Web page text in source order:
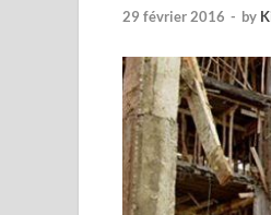
29 février 2016 - by